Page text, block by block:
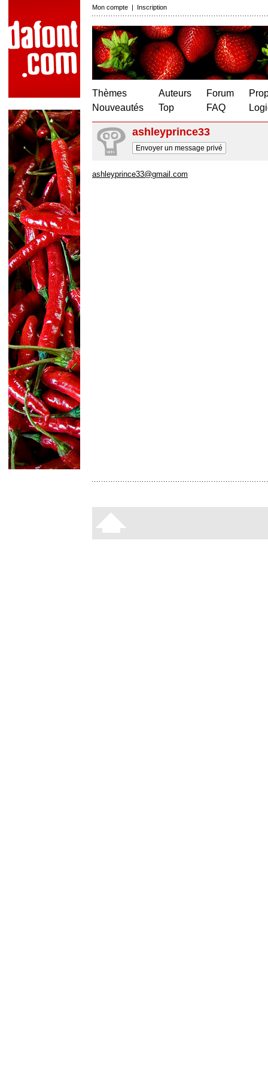
Mon compte | Inscription
Thèmes
Nouveautés
Auteurs
Top
Forum
FAQ
ashleyprince33
Envoyer un message privé
ashleyprince33@gmail.com